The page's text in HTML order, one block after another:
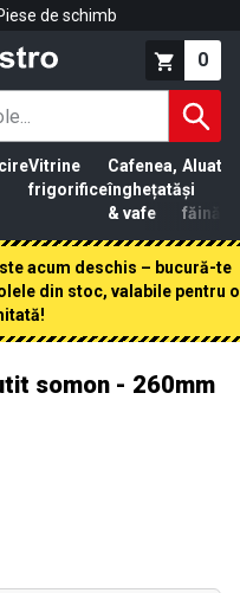
de schimb
0
Vitrine
frigorifice
Cafenea,
înghețată
& vafe
Aluat
și
făină
acum deschis – bucură-te
din stoc, valabile pentru o
somon - 260mm